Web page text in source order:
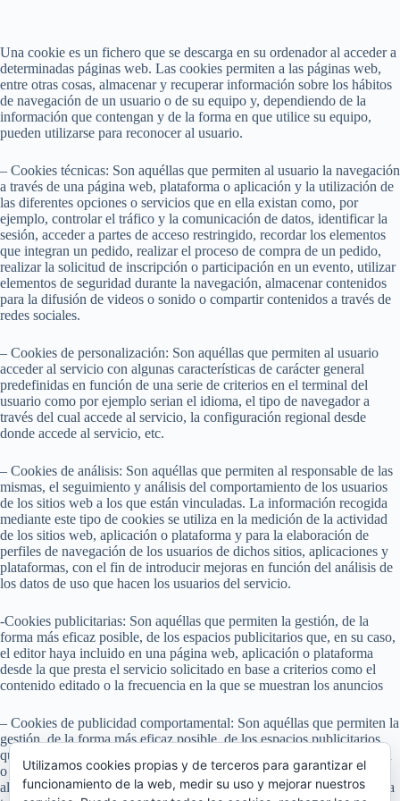
Una cookie es un fichero que se descarga en su ordenador al acceder a
determinadas páginas web. Las cookies permiten a las páginas web,
entre otras cosas, almacenar y recuperar información sobre los hábitos
de navegación de un usuario o de su equipo y, dependiendo de la
información que contengan y de la forma en que utilice su equipo,
pueden utilizarse para reconocer al usuario.
– Cookies técnicas: Son aquéllas que permiten al usuario la navegación
a través de una página web, plataforma o aplicación y la utilización de
las diferentes opciones o servicios que en ella existan como, por
ejemplo, controlar el tráfico y la comunicación de datos, identificar la
sesión, acceder a partes de acceso restringido, recordar los elementos
que integran un pedido, realizar el proceso de compra de un pedido,
realizar la solicitud de inscripción o participación en un evento, utilizar
elementos de seguridad durante la navegación, almacenar contenidos
para la difusión de videos o sonido o compartir contenidos a través de
redes sociales.
– Cookies de personalización: Son aquéllas que permiten al usuario
acceder al servicio con algunas características de carácter general
predefinidas en función de una serie de criterios en el terminal del
usuario como por ejemplo serian el idioma, el tipo de navegador a
través del cual accede al servicio, la configuración regional desde
donde accede al servicio, etc.
– Cookies de análisis: Son aquéllas que permiten al responsable de las
mismas, el seguimiento y análisis del comportamiento de los usuarios
de los sitios web a los que están vinculadas. La información recogida
mediante este tipo de cookies se utiliza en la medición de la actividad
de los sitios web, aplicación o plataforma y para la elaboración de
perfiles de navegación de los usuarios de dichos sitios, aplicaciones y
plataformas, con el fin de introducir mejoras en función del análisis de
los datos de uso que hacen los usuarios del servicio.
-Cookies publicitarias: Son aquéllas que permiten la gestión, de la
forma más eficaz posible, de los espacios publicitarios que, en su caso,
el editor haya incluido en una página web, aplicación o plataforma
desde la que presta el servicio solicitado en base a criterios como el
contenido editado o la frecuencia en la que se muestran los anuncios
– Cookies de publicidad comportamental: Son aquéllas que permiten la
gestión, de la forma más eficaz posible, de los espacios publicitarios
que, en su caso, el editor haya incluido en una página web, aplicación
o plataforma desde la que presta el servicio solicitado. Estas cookies
almacenan información del comportamiento de los usuarios obtenida a
Utilizamos cookies propias y de terceros para garantizar el
funcionamiento de la web, medir su uso y mejorar nuestros